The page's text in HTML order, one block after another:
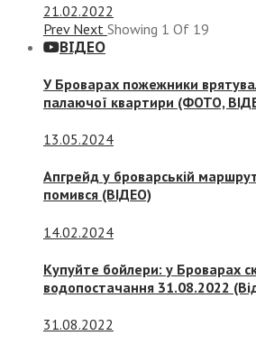
21.02.2022
Prev Next Showing 1 Of 19
ВІДЕО
У Броварах пожежники
палаючої квартири (ФОТО,
13.05.2024
Апгрейд у броварській
помився (ВІДЕО)
14.02.2024
Купуйте бойлери: у Броварах
водопостачання 31.08.2022
31.08.2022